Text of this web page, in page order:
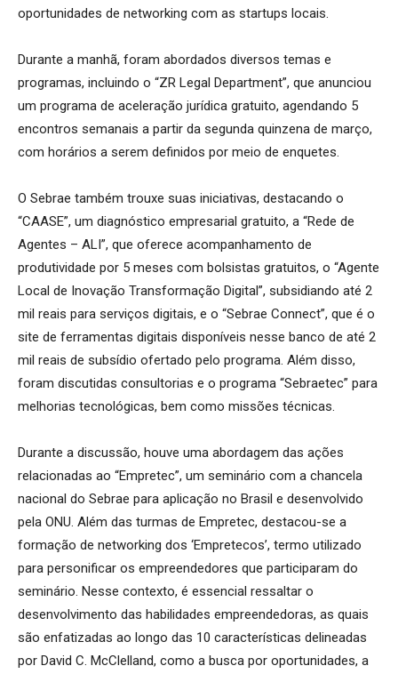
oportunidades de networking com as startups locais.
Durante a manhã, foram abordados diversos temas e
programas, incluindo o “ZR Legal Department”, que anunciou
um programa de aceleração jurídica gratuito, agendando 5
encontros semanais a partir da segunda quinzena de março,
com horários a serem definidos por meio de enquetes.
O Sebrae também trouxe suas iniciativas, destacando o
“CAASE”, um diagnóstico empresarial gratuito, a “Rede de
Agentes – ALI”, que oferece acompanhamento de
produtividade por 5 meses com bolsistas gratuitos, o “Agente
Local de Inovação Transformação Digital”, subsidiando até 2
mil reais para serviços digitais, e o “Sebrae Connect”, que é o
site de ferramentas digitais disponíveis nesse banco de até 2
mil reais de subsídio ofertado pelo programa. Além disso,
foram discutidas consultorias e o programa “Sebraetec” para
melhorias tecnológicas, bem como missões técnicas.
Durante a discussão, houve uma abordagem das ações
relacionadas ao “Empretec”, um seminário com a chancela
nacional do Sebrae para aplicação no Brasil e desenvolvido
pela ONU. Além das turmas de Empretec, destacou-se a
formação de networking dos ‘Empretecos’, termo utilizado
para personificar os empreendedores que participaram do
seminário. Nesse contexto, é essencial ressaltar o
desenvolvimento das habilidades empreendedoras, as quais
são enfatizadas ao longo das 10 características delineadas
por David C. McClelland, como a busca por oportunidades, a